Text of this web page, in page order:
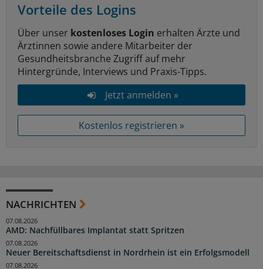
Vorteile des Logins
Über unser kostenloses Login erhalten Ärzte und
Ärztinnen sowie andere Mitarbeiter der
Gesundheitsbranche Zugriff auf mehr
Hintergründe, Interviews und Praxis-Tipps.
Jetzt anmelden »
Kostenlos registrieren »
NACHRICHTEN
AMD: Nachfüllbares Implantat statt Spritzen
07.08.2026
Neuer Bereitschaftsdienst in Nordrhein ist ein Erfolgsmodell
07.08.2026
07.08.2026